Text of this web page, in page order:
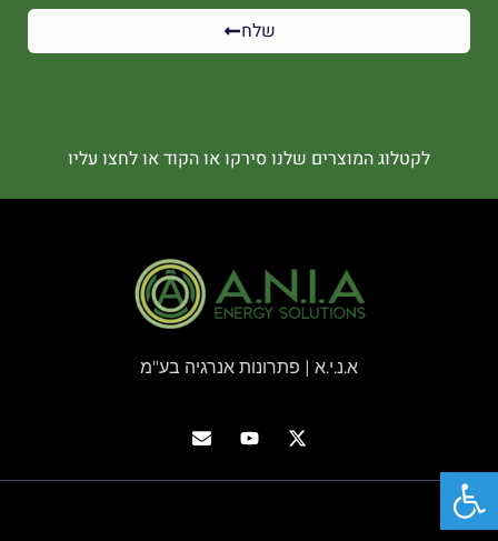
שלח
לקטלוג המוצרים שלנו סירקו או הקוד או לחצו עליו
א.נ.י.א | פתרונות אנרגיה בע"מ
פתח סרגל נגישות